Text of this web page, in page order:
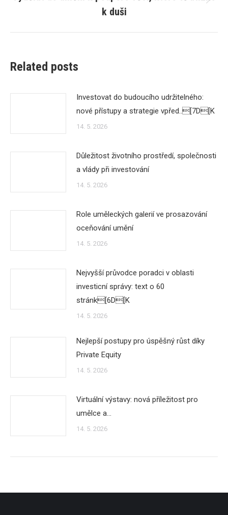
post:
k duši
Related posts
Investovat do budoucího udržitelného:
nové přístupy a strategie vpřed..[7D[K
14. 5. 2026
Důležitost životního prostředí, společnosti
a vlády při investování
14. 5. 2026
Role uměleckých galerií ve prosazování
oceňování umění
14. 5. 2026
Nejvyšší průvodce poradci v oblasti
investicní správy: text o 60
stránk[6D[K
14. 5. 2026
Nejlepší postupy pro úspěšný růst díky
Private Equity
14. 5. 2026
Virtuální výstavy: nová příležitost pro
umělce a…
14. 5. 2026